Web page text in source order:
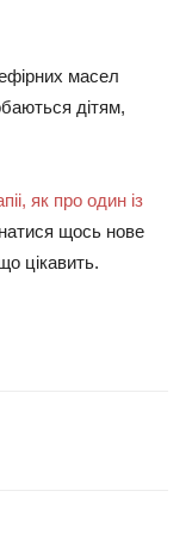
масел
дітям,
як про один із
щось нове
цікавить.